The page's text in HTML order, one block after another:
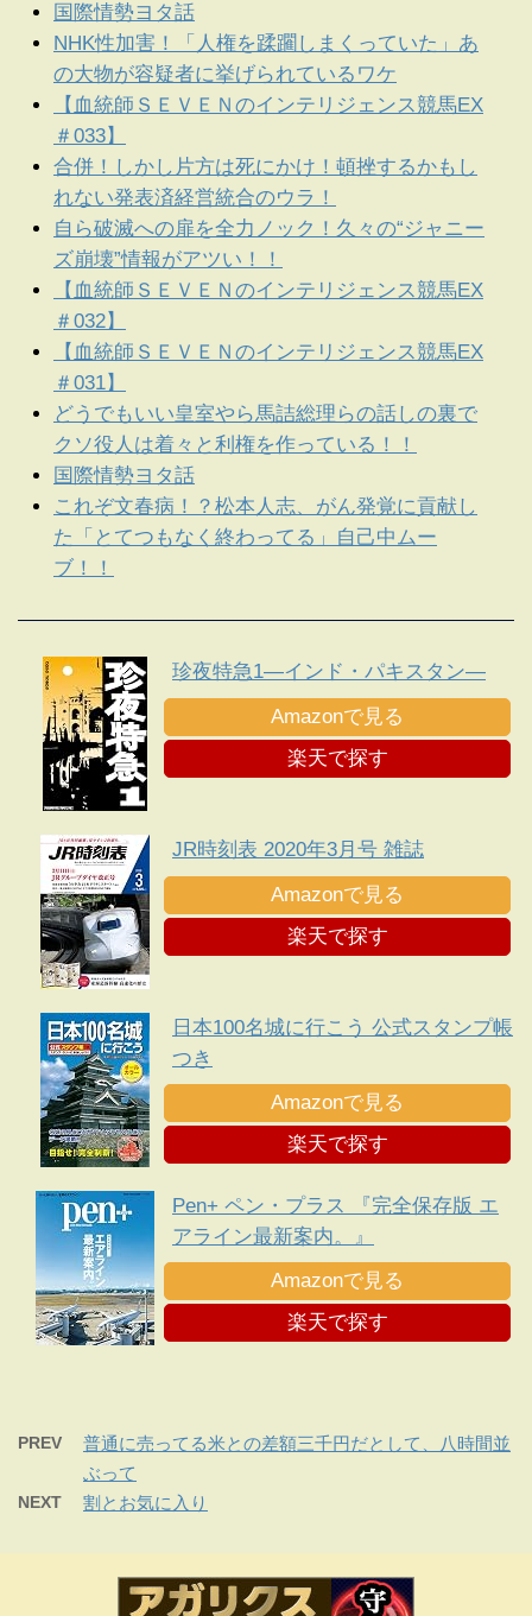
国際情勢ヨタ話
NHK性加害！「人権を蹂躙しまくっていた」あ
の大物が容疑者に挙げられているワケ
【血統師ＳＥＶＥＮのインテリジェンス競馬EX
＃033】
合併！しかし片方は死にかけ！頓挫するかもし
れない発表済経営統合のウラ！
自ら破滅への扉を全力ノック！久々の“ジャニー
ズ崩壊”情報がアツい！！
【血統師ＳＥＶＥＮのインテリジェンス競馬EX
＃032】
【血統師ＳＥＶＥＮのインテリジェンス競馬EX
＃031】
どうでもいい皇室やら馬詰総理らの話しの裏で
クソ役人は着々と利権を作っている！！
国際情勢ヨタ話
これぞ文春病！？松本人志、がん発覚に貢献し
た「とてつもなく終わってる」自己中ムー
ブ！！
珍夜特急1―インド・パキスタン―
Amazonで見る
楽天で探す
JR時刻表 2020年3月号 雑誌
Amazonで見る
楽天で探す
日本100名城に行こう 公式スタンプ帳
つき
Amazonで見る
楽天で探す
Pen+ ペン・プラス 『完全保存版 エ
アライン最新案内。』
Amazonで見る
楽天で探す
PREV
普通に売ってる米との差額三千円だとして、八時間並
ぶって
NEXT 割とお気に入り